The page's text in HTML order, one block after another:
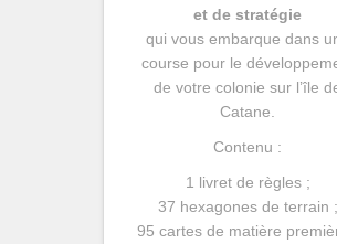
et de stratégie
qui vous embarque dans
course pour le
de votre colonie sur l’île
Catane.
Contenu :
1 livret de règles ;
37 hexagones de terrain ;
95 cartes de matière